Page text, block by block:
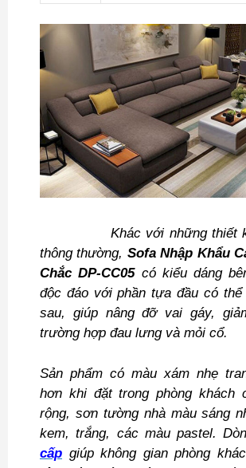
Khác với những thiết
thông thường, Sofa Nhập Khẩu
Chắc DP-CC05có kiểu dáng
độc đáo với phần tựa đầu có thể
sau, giúp nâng đỡ vai gáy,
trường hợp đau lưng và mỏi cổ.
Sản phẩm có màu xám nhẹ
hơn khi đặt trong phòng khách
rộng, sơn tường nhà màu sáng
kem, trắng, các màu pastel.
cấp giúp không gian phòng